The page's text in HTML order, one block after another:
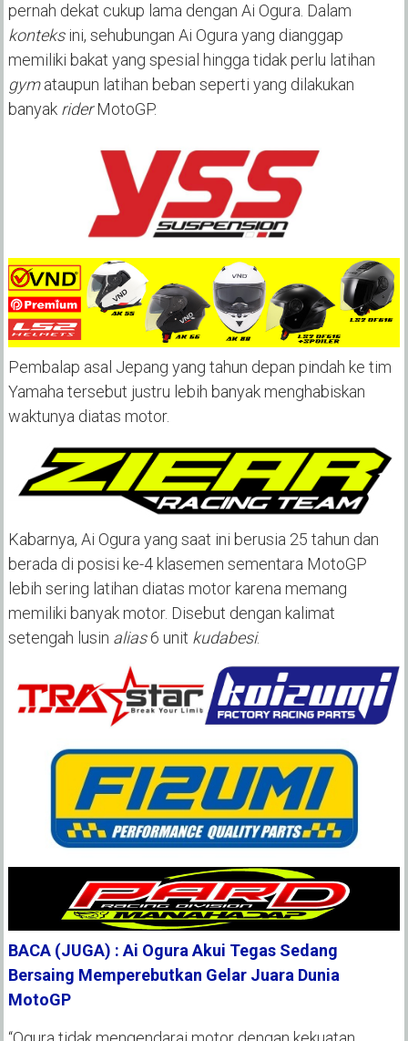
pernah dekat cukup lama dengan Ai Ogura. Dalam
konteksini, sehubungan Ai Ogura yang dianggap
memiliki bakat yang spesial hingga tidak perlu latihan
gymataupun latihan beban seperti yang dilakukan
banyak riderMotoGP.
Pembalap asal Jepang yang tahun depan pindah ke tim
Yamaha tersebut justru lebih banyak menghabiskan
waktunya diatas motor.
Kabarnya, Ai Ogura yang saat ini berusia 25 tahun dan
berada di posisi ke-4 klasemen sementara MotoGP
lebih sering latihan diatas motor karena memang
memiliki banyak motor. Disebut dengan kalimat
setengah lusin alias6 unit kudabesi.
BACA (JUGA) : Ai Ogura Akui Tegas Sedang
Bersaing Memperebutkan Gelar Juara Dunia
MotoGP